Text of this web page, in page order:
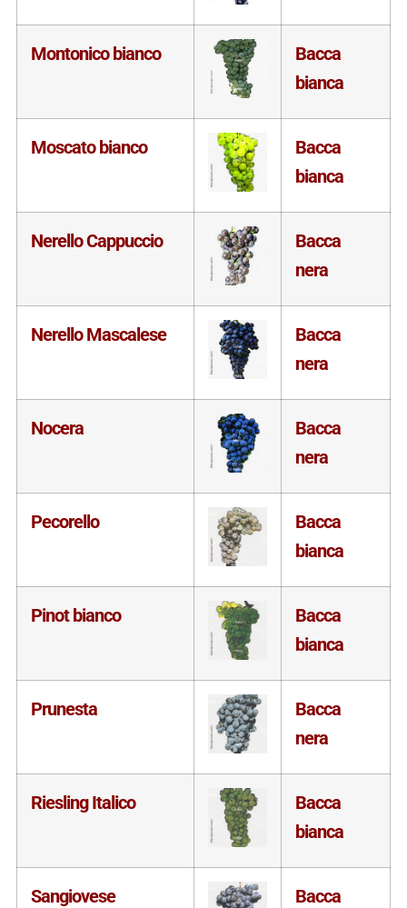
Montonico bianco
Bacca
bianca
Moscato bianco
Bacca
bianca
Nerello Cappuccio
Bacca
nera
Nerello Mascalese
Bacca
nera
Nocera
Bacca
nera
Pecorello
Bacca
bianca
Pinot bianco
Bacca
bianca
Prunesta
Bacca
nera
Riesling Italico
Bacca
bianca
Sangiovese
Bacca